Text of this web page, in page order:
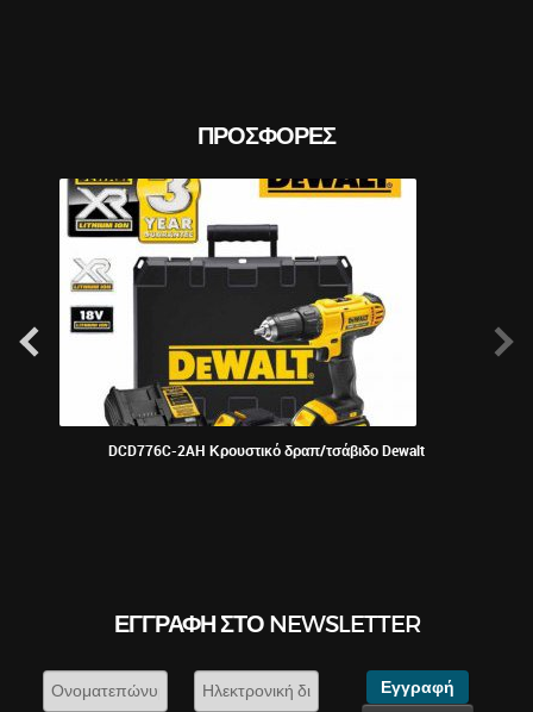
ΠΡΟΣΦΟΡΈΣ
DCD776C-2AH Κρουστικό δραπ/τσάβιδο Dewalt
ΕΓΓΡΑΦΉ ΣΤΟ NEWSLETTER